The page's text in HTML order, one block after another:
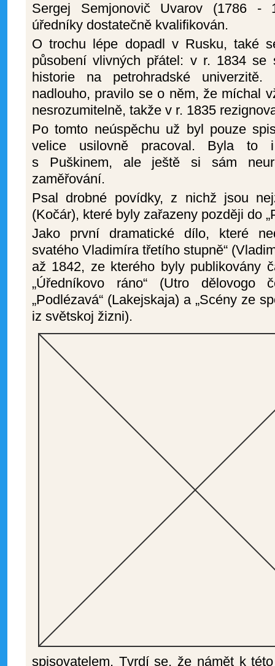
Sergej Semjonovič Uvarov (1786 -
úředníky dostatečně kvalifikován.
O trochu lépe dopadl v Rusku, také
působení vlivných přátel: v r. 1834 se
historie na petrohradské
nadlouho, pravilo se o něm, že míchal
nesrozumitelně, takže v r. 1835
Po tomto neúspěchu už byl pouze
velice usilovně pracoval. Byla to
s Puškinem, ale ještě si sám
zaměřování.
Psal drobné povídky, z nichž jsou
(Kočár), které byly zařazeny později do
Jako první dramatické dílo, které
svatého Vladimíra třetího stupně“
až 1842, ze kterého byly publikovány
„Úředníkovo ráno“ (Utro dělovogo
„Podlézavá“ (Lakejskaja) a „Scény ze
iz světskoj žizni).
spisovatelem. Tvrdí se, že námět k